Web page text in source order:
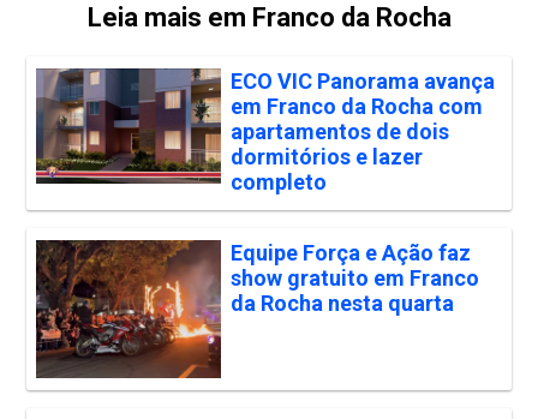
Leia mais em Franco da Rocha
ECO VIC Panorama avança
em Franco da Rocha com
apartamentos de dois
dormitórios e lazer
completo
Equipe Força e Ação faz
show gratuito em Franco
da Rocha nesta quarta